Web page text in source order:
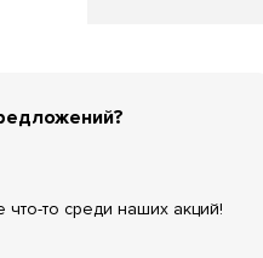
то среди наших акций!